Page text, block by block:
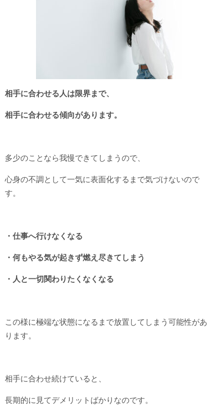
相手に合わせる人は限界まで、
相手に合わせる傾向があります。
多少のことなら我慢できてしまうので、
心身の不調として一気に表面化するまで気づけないので
す。
・仕事へ行けなくなる
・何もやる気が起きず燃え尽きてしまう
・人と一切関わりたくなくなる
この様に極端な状態になるまで放置してしまう可能性があ
ります。
相手に合わせ続けていると、
長期的に見てデメリットばかりなのです。